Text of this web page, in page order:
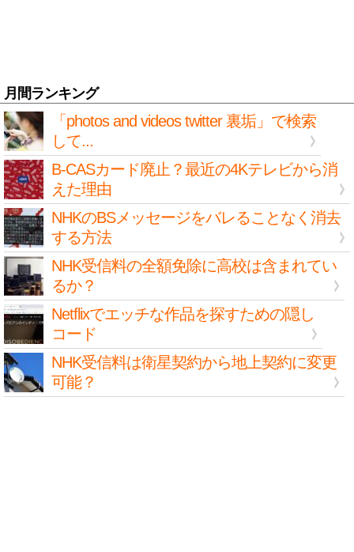
月間ランキング
「photos and videos twitter 裏垢」で検索
して...
B-CASカード廃止？最近の4Kテレビから消
えた理由
NHKのBSメッセージをバレることなく消去
する方法
NHK受信料の全額免除に高校は含まれてい
るか？
Netflixでエッチな作品を探すための隠し
コード
NHK受信料は衛星契約から地上契約に変更
可能？